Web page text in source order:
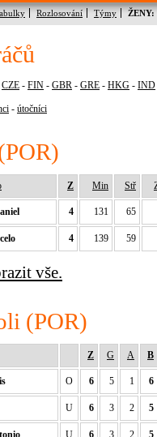
Rozlosování Týmy ŽENY:
CZE - FIN - GBR - GRE - HKG - IND
- útočníci
Z Min Stř
4 131 65
4 139 59
vše.
(POR)
Z G A B
O 6 5 1 6
U 6 3 2 5
U 6 3 2 5